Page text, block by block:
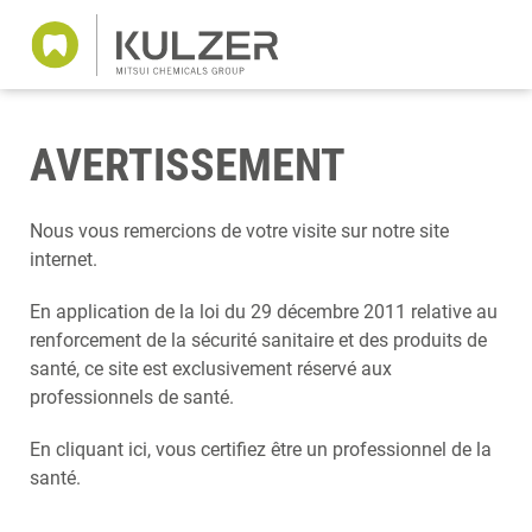
AVERTISSEMENT
Nous vous remercions de votre visite sur notre site
internet.
En application de la loi du 29 décembre 2011 relative au
renforcement de la sécurité sanitaire et des produits de
santé, ce site est exclusivement réservé aux
professionnels de santé.
En cliquant ici, vous certifiez être un professionnel de la
santé.